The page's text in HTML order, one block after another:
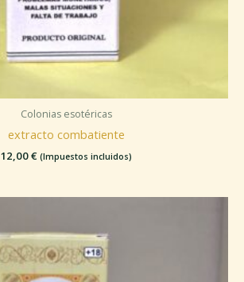
Colonias esotéricas
extracto combatiente
12,00€ (Impuestos incluidos)